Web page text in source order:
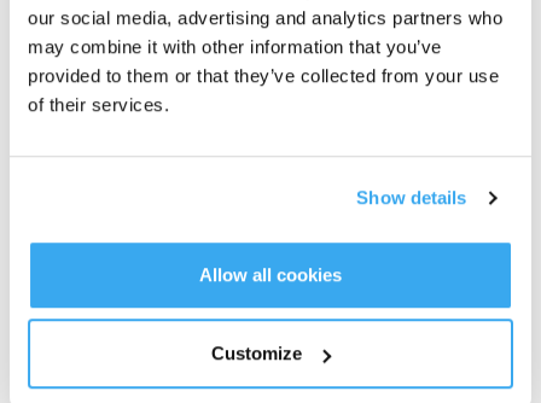
our social media, advertising and analytics partners who
may combine it with other information that you’ve
provided to them or that they’ve collected from your use
of their services.
Show details
Allow all cookies
Customize
questo tipo completamente integrato negli arredi cucina. La stazione di
servizio completa è collegata direttamente alle utenze di acqua pulita, acque
reflue ed elettricità e pulisce sia il robot sia sé stessa. Dalla ricarica del robot
alla pulizia della stazione di servizio, tutti i processi avvengono invisibilmente
dietro il fronte cucina. Tutti i moduli necessari si inseriscono nel mobile sotto
Messaggi correlati